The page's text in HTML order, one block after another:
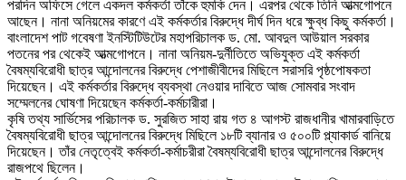
পরদিন অফিসে গেলে একদল কর্মকর্তা তাঁকে হুমকি দেন। এরপর থেকে তিনি আত্মগোপনে
আছেন। নানা অনিয়মের কারণে এই কর্মকর্তার বিরুদ্ধে দীর্ঘ দিন ধরে ক্ষুব্ধ কিছু কর্মকর্তা।
বাংলাদেশ পাট গবেষণা ইনস্টিটিউটের মহাপরিচালক ড. মো. আবদুল আউয়াল সরকার
পতনের পর থেকেই আত্মগোপনে। নানা অনিয়ম-দুর্নীতিতে অভিযুক্ত এই কর্মকর্তা
বৈষম্যবিরোধী ছাত্র আন্দোলনের বিরুদ্ধে পেশাজীবীদের মিছিলে সরাসরি পৃষ্ঠপোষকতা
দিয়েছেন। এই কর্মকর্তার বিরুদ্ধে ব্যবস্থা নেওয়ার দাবিতে আজ সোমবার সংবাদ
সম্মেলনের ঘোষণা দিয়েছেন কর্মকর্তা-কর্মচারীরা।
কৃষি তথ্য সার্ভিসের পরিচালক ড. সুরজিত সাহা রায় গত ৪ আগস্ট রাজধানীর খামারবাড়িতে
বৈষম্যবিরোধী ছাত্র আন্দোলনের বিরুদ্ধে মিছিলে ১৮টি ব্যানার ও ৫০০টি প্ল্যাকার্ড বানিয়ে
দিয়েছেন। তাঁর নেতৃত্বেই কর্মকর্তা-কর্মাচরীরা বৈষম্যবিরোধী ছাত্র আন্দোলনের বিরুদ্ধে
রাজপথে ছিলেন।